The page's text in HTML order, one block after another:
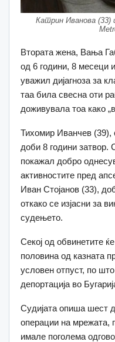
Катрин Иванова (33)
Втората жена, Вања
од 6 години, 8 месеци
уважил дијагноза за
таа била свесна оти
доживувала тоа како
Тихомир Иванчев (39),
доби 8 години затвор.
покажал добро
активностите пред
Иван Стојанов (33),
откако се изјасни за
судењето.
Секој од обвинетите
половина од казната
условен отпуст, по
депортација во
Судијата опиша шест
операции на мрежата,
имале поголема